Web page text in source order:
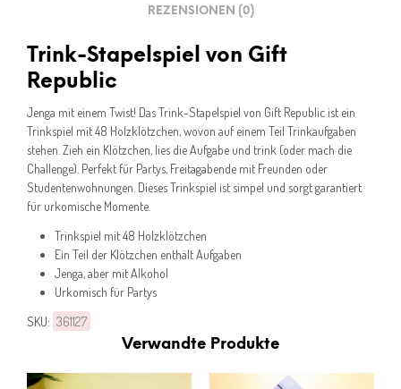
REZENSIONEN (0)
Trink-Stapelspiel von Gift
Republic
Jenga mit einem Twist! Das Trink-Stapelspiel von Gift Republic ist ein
Trinkspiel mit 48 Holzklötzchen, wovon auf einem Teil Trinkaufgaben
stehen. Zieh ein Klötzchen, lies die Aufgabe und trink (oder mach die
Challenge). Perfekt für Partys, Freitagabende mit Freunden oder
Studentenwohnungen. Dieses Trinkspiel ist simpel und sorgt garantiert
für urkomische Momente.
Trinkspiel mit 48 Holzklötzchen
Ein Teil der Klötzchen enthält Aufgaben
Jenga, aber mit Alkohol
Urkomisch für Partys
SKU: 361127
Verwandte Produkte